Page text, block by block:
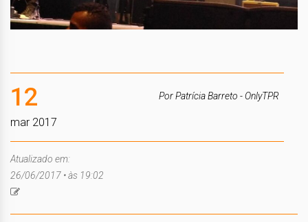
12
mar 2017
Por Patrícia Barreto - OnlyTPR
Atualizado em:
26/06/2017 • às 19:02